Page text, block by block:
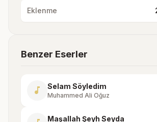
Eklenme
Benzer Eserler
music_note Selam Söyledim
Muhammed Ali Oğuz
Maşallah Şeyh Seyda